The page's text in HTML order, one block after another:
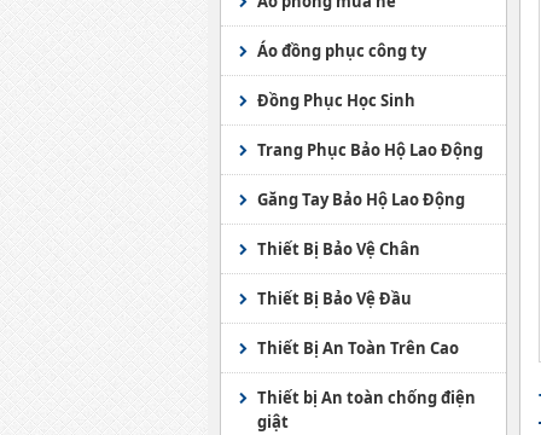
Áo đồng phục công ty
Đồng Phục Học Sinh
Trang Phục Bảo Hộ Lao Động
Áo Ghile
Trang phục bảo vệ
Áo mưa các loại
Quần Áo Phòng Sạch -
Chống Tĩnh Điện
Áo Phao - Phao Cứu Sinh
Găng Tay Bảo Hộ Lao Động
Găng Tay JOGGER
Găng tay chống hóa chất
Găng tay y tế
Găng tay sợi
Thiết Bị Bảo Vệ Chân
Giầy bảo hộ KINGS
Ủng bảo hộ Việt Nam
Ủng bảo hộ nhập ngoại
Thiết Bị Bảo Vệ Đầu
Mũ an toàn Việt Nam
Mũ an toàn Hàn Quốc
Thiết Bị An Toàn Trên Cao
lưới an toàn
Thiết bị An toàn chống điện
giật